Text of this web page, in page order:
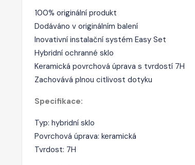
100% originální produkt
Dodáváno v originálním balení
Inovativní instalační systém Easy Set
Hybridní ochranné sklo
Keramická povrchová úprava s tvrdostí 7H
Zachovává plnou citlivost dotyku
Specifikace:
Typ: hybridní sklo
Povrchová úprava: keramická
Tvrdost: 7H